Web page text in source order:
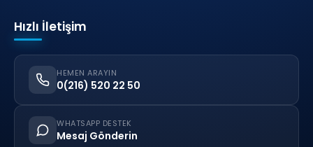
Hızlı İletişim
HEMEN ARAYIN
0(216) 520 22 50
WHATSAPP DESTEK
Mesaj Gönderin